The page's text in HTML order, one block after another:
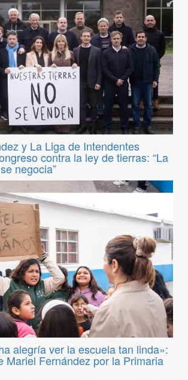
y La Liga de Intendentes
contra la ley de tierras: “La
negocia”
alegría ver la escuela tan linda»:
Mariel Fernández por la Primaria